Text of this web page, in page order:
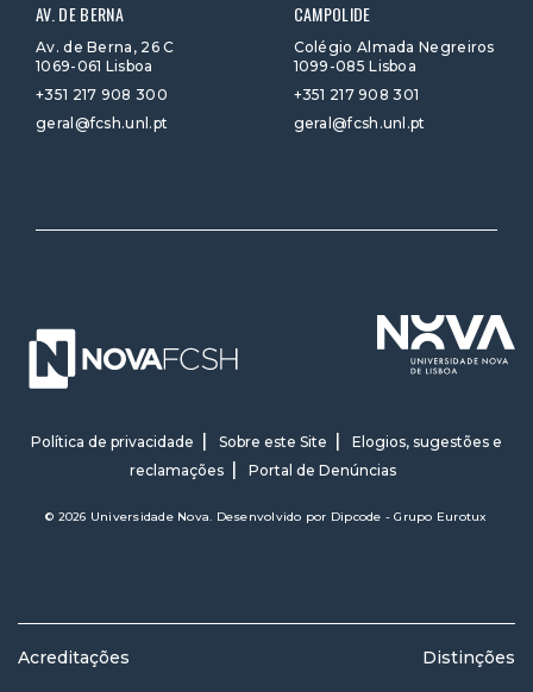
AV. DE BERNA
Av. de Berna, 26 C
1069-061 Lisboa
+351 217 908 300
geral@fcsh.unl.pt
CAMPOLIDE
Colégio Almada Negreiros
1099-085 Lisboa
+351 217 908 301
geral@fcsh.unl.pt
Política de privacidade Sobre este Site
Elogios, sugestões e
reclamações
Portal de Denúncias
© 2026 Universidade Nova. Desenvolvido por Dipcode - Grupo Eurotux
Acreditações Distinções